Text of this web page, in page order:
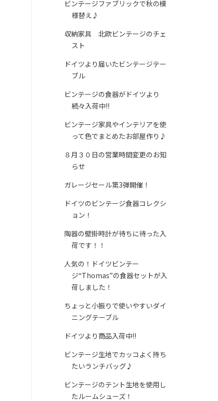
ビンテージファブリックで秋の模
様替え♪
収納家具 北欧ビンテージのチェ
スト
ドイツより届いたビンテージテー
ブル
ビンテージの食器がドイツより
続々入荷中!!
ビンテージ家具やインテリアを使
って色でまとめたお部屋作り♪
８月３０日の営業時間変更のお知
らせ
ガレージセール第3弾開催！
ドイツのビンテージ食器コレクシ
ョン！
陶器の壁掛時計が待ちに待った入
荷です！！
人気の！ドイツビンテー
ジ“Thomas”の食器セットが入
荷しました！
ちょっと小振りで使いやすいダイ
ニングテーブル
ドイツより商品入荷中!!
ビンテージ生地でカッコよく持ち
たいランチバッグ♪
ビンテージのテント生地を使用し
たルームシューズ！